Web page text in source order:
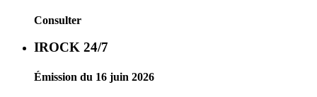
Consulter
IROCK 24/7
Émission du 16 juin 2026